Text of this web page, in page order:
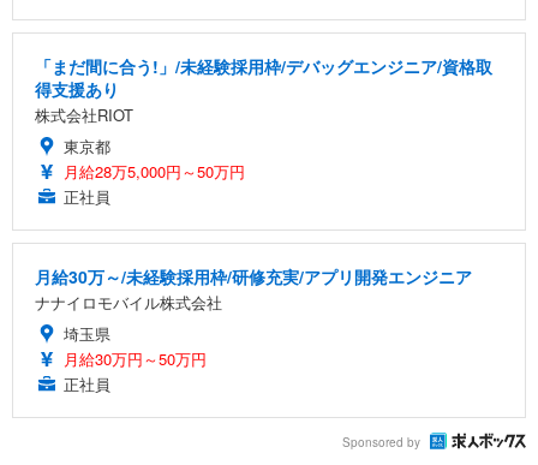
「まだ間に合う!」/未経験採用枠/デバッグエンジニア/資格取
得支援あり
株式会社RIOT
東京都
月給28万5,000円～50万円
正社員
月給30万～/未経験採用枠/研修充実/アプリ開発エンジニア
ナナイロモバイル株式会社
埼玉県
月給30万円～50万円
正社員
Sponsored by